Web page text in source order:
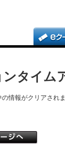
タイム
情報がクリアされま